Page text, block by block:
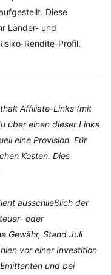
Diese
Länder- und
Rendite-Profil.
Affiliate-Links (mit
über einen dieser Links
eine Provision. Für
Kosten. Dies
ausschließlich der
oder
Gewähr, Stand Juli
vor einer Investition
und bei